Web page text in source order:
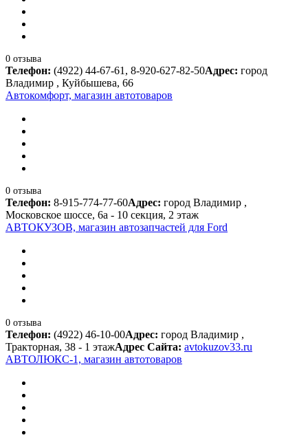
0 отзыва
Телефон: (4922) 44-67-61, 8-920-627-82-50Адрес: город
Владимир , Куйбышева, 66
Автокомфорт, магазин автотоваров
0 отзыва
Телефон: 8-915-774-77-60Адрес: город Владимир ,
Московское шоссе, 6а - 10 секция, 2 этаж
АВТОКУЗОВ, магазин автозапчастей для Ford
0 отзыва
Телефон: (4922) 46-10-00Адрес: город Владимир ,
Тракторная, 38 - 1 этажАдрес Сайта: avtokuzov33.ru
АВТОЛЮКС-1, магазин автотоваров